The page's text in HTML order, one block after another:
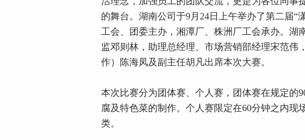
的舞台。湖南公司于9月24日上午举办了第二届“
工会、团委主办，湘潭厂、株洲厂工会承办。湖
监邓则林，助理总经理、市场营销部经理宋范伟
作）陈海凤及副主任胡凡出席本次大赛。
本次比赛分为团体赛、个人赛，团体赛在规定的
腐及特色菜的制作。个人赛限定在60分钟之内现
类。